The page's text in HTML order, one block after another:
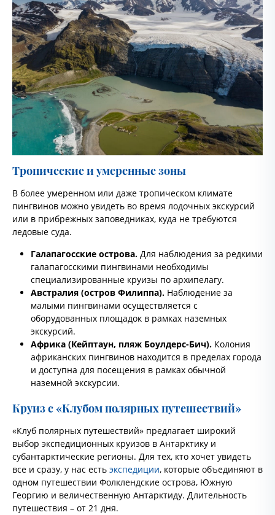
Тропические и умеренные зоны
В более умеренном или даже тропическом климате
пингвинов можно увидеть во время лодочных экскурсий
или в прибрежных заповедниках, куда не требуются
ледовые суда.
Галапагосские острова. Для наблюдения за редкими
галапагосскими пингвинами необходимы
специализированные круизы по архипелагу.
Австралия (остров Филиппа). Наблюдение за
малыми пингвинами осуществляется с
оборудованных площадок в рамках наземных
экскурсий.
Африка (Кейптаун, пляж Боулдерс-Бич). Колония
африканских пингвинов находится в пределах города
и доступна для посещения в рамках обычной
наземной экскурсии.
Круиз с «Клубом полярных путешествий»
«Клуб полярных путешествий» предлагает широкий
выбор экспедиционных круизов в Антарктику и
субантарктические регионы. Для тех, кто хочет увидеть
все и сразу, у нас есть экспедиции, которые объединяют в
одном путешествии Фолклендские острова, Южную
Георгию и величественную Антарктиду. Длительность
путешествия – от 21 дня.